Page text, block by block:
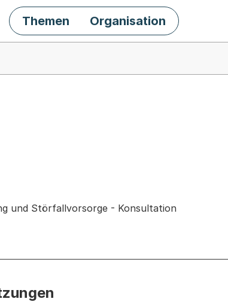
Themen Organisation
und Störfallvorsorge - Konsultation